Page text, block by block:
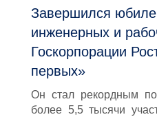
Завершился
инженерных и
Госкорпорации
первых»
Он стал рекордным
более 5,5 тысячи